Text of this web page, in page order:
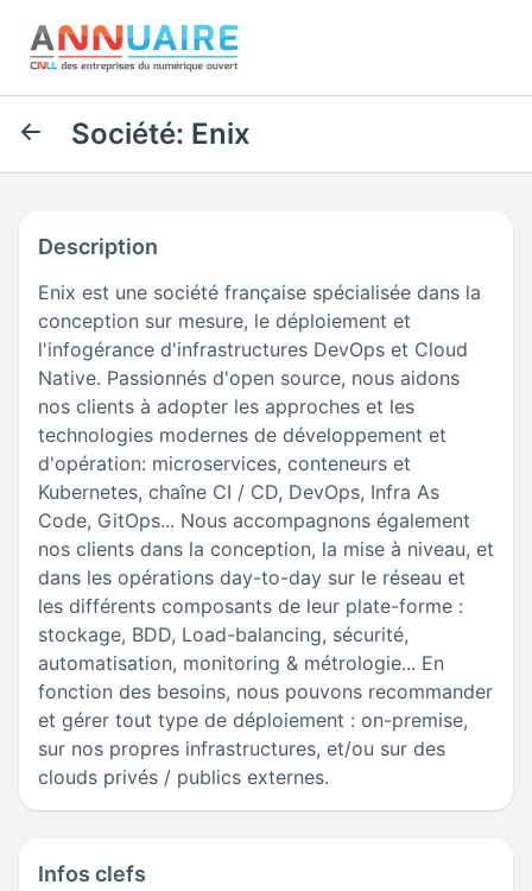
Société: Enix
Description
Enix est une société française spécialisée dans la
conception sur mesure, le déploiement et
l'infogérance d'infrastructures DevOps et Cloud
Native. Passionnés d'open source, nous aidons
nos clients à adopter les approches et les
technologies modernes de développement et
d'opération: microservices, conteneurs et
Kubernetes, chaîne CI / CD, DevOps, Infra As
Code, GitOps... Nous accompagnons également
nos clients dans la conception, la mise à niveau, et
dans les opérations day-to-day sur le réseau et
les différents composants de leur plate-forme :
stockage, BDD, Load-balancing, sécurité,
automatisation, monitoring & métrologie... En
fonction des besoins, nous pouvons recommander
et gérer tout type de déploiement : on-premise,
sur nos propres infrastructures, et/ou sur des
clouds privés / publics externes.
Infos clefs